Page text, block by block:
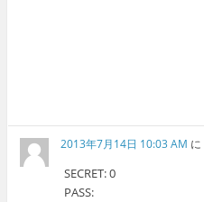
2013年7月14日 10:03 AM に
SECRET: 0
PASS: